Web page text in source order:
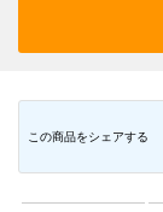
この商品をシェアする